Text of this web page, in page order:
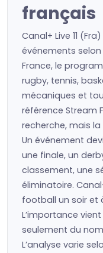
français
Canal+ Live 11
événements
France, le
rugby, tennis,
mécaniques et
référence Stream
recherche, mais
Un événement
une finale, un
classement, une
éliminatoire.
football un soir et
L’importance
seulement du
L’analyse varie